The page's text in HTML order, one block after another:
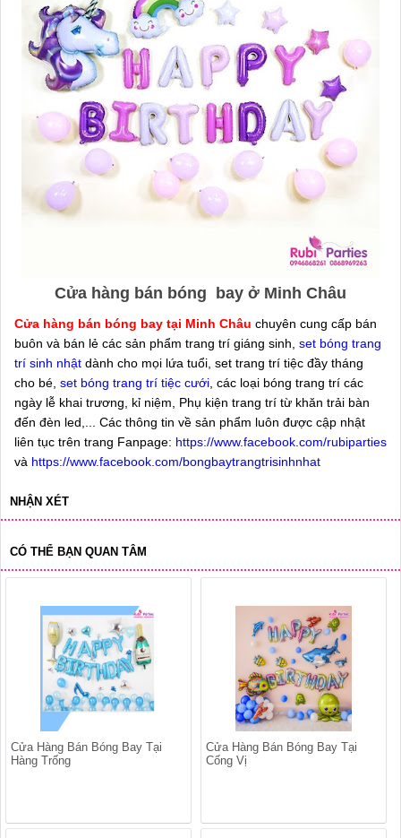
Cửa hàng bán bóng bay ở Minh Châu
Cửa hàng bán bóng bay tại Minh Châu chuyên cung cấp bán
buôn và bán lẻ các sản phẩm trang trí giáng sinh, set bóng trang
trí sinh nhật dành cho mọi lứa tuổi, set trang trí tiệc đầy tháng
cho bé, set bóng trang trí tiệc cưới , các loại bóng trang trí các
ngày lễ khai trương, kỉ niệm, Phụ kiện trang trí từ khăn trải bàn
đến đèn led,... Các thông tin về sản phẩm luôn được cập nhật
liên tục trên trang Fanpage: https://www.facebook.com/rubiparties
và https://www.facebook.com/bongbaytrangtrisinhnhat
NHẬN XÉT
CÓ THỂ BẠN QUAN TÂM
Cửa Hàng Bán Bóng Bay Tại
Hàng Trống
Cửa Hàng Bán Bóng Bay Tại
Cống Vị